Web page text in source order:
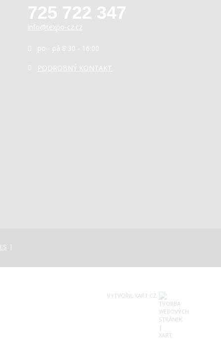
725 722 347
info@texpo-cz.cz
po - pá 8:30 - 16:00
PODROBNÝ KONTAKT
VYTVOŘIL XART.CZ